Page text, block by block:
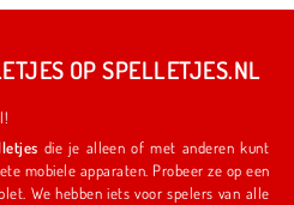
OP SPELLETJES.NL
die je alleen of met anderen kunt
mobiele apparaten. Probeer ze op een